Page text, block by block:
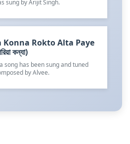
sung by Arijit Singh.
Konna Rokto Alta Paye
কন্যা)
song has been sung and tuned
by Alvee.